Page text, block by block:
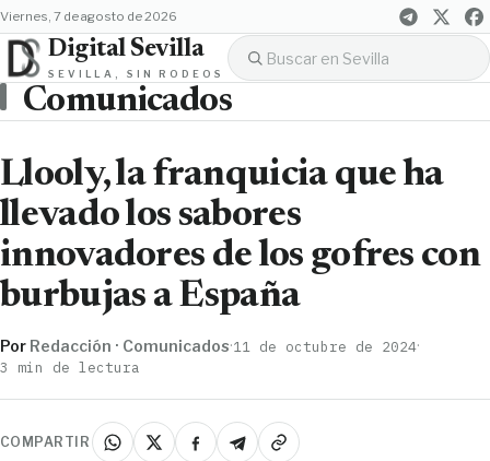
viernes, 7 de agosto de 2026
Digital Sevilla
SEVILLA, SIN RODEOS
Comunicados
Llooly, la franquicia que ha
llevado los sabores
innovadores de los gofres con
burbujas a España
Por Redacción · Comunicados·11 de octubre de 2024·
3 min de lectura
COMPARTIR